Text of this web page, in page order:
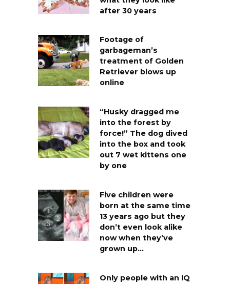
after 30 years
Footage of
garbageman’s
treatment of Golden
Retriever blows up
online
“Husky dragged me
into the forest by
force!” The dog dived
into the box and took
out 7 wet kittens one
by one
Five children were
born at the same time
13 years ago but they
don’t even look alike
now when they’ve
grown up…
Only people with an IQ